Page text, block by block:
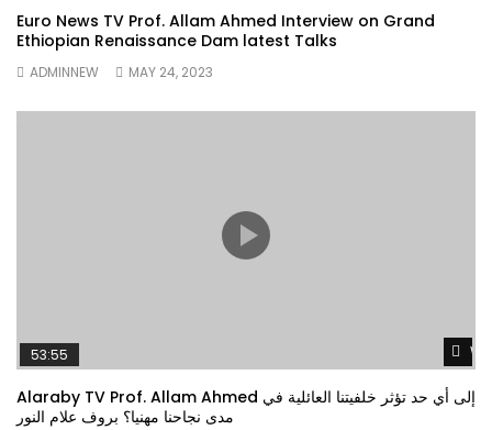
Euro News TV Prof. Allam Ahmed Interview on Grand
Ethiopian Renaissance Dam latest Talks
ADMINNEW MAY 24, 2023
53:55
Alaraby TV Prof. Allam Ahmed إلى أي حد تؤثر خلفيتنا العائلية في
مدى نجاحنا مهنيا؟ بروف علام النور